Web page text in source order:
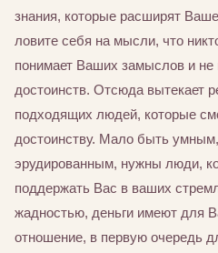
знания, которые расширят
ловите себя на мысли, что
понимает Ваших замыслов и
достоинств. Отсюда вытекает
подходящих людей, которые
достоинству. Мало быть
эрудированным, нужны люди,
поддержать Вас в ваших
жадностью, деньги имеют для
отношение, в первую очередь